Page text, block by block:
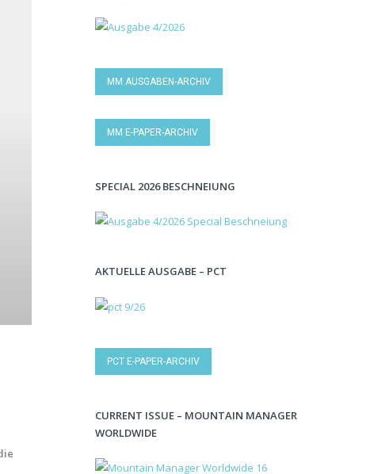
MM AUSGABEN-ARCHIV
MM E-PAPER-ARCHIV
SPECIAL 2026 BESCHNEIUNG
AKTUELLE AUSGABE – PCT
PCT E-PAPER-ARCHIV
CURRENT ISSUE – MOUNTAIN MANAGER
WORLDWIDE